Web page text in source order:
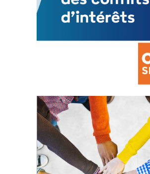
La prévention des conflits
d’intérêts
18 septembre 2023
FEUILLETER